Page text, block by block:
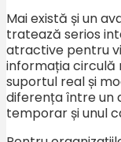
Mai există și un
tratează serios
atractive pentru
informația circulă
suportul real și
diferența între un
temporar și unul